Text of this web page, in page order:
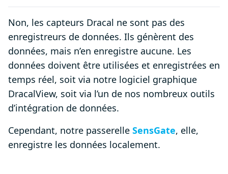
Non, les capteurs Dracal ne sont pas des
enregistreurs de données. Ils génèrent des
données, mais n’en enregistre aucune. Les
données doivent être utilisées et enregistrées en
temps réel, soit via notre logiciel graphique
DracalView, soit via l’un de nos nombreux outils
d’intégration de données.
Cependant, notre passerelle SensGate, elle,
enregistre les données localement.